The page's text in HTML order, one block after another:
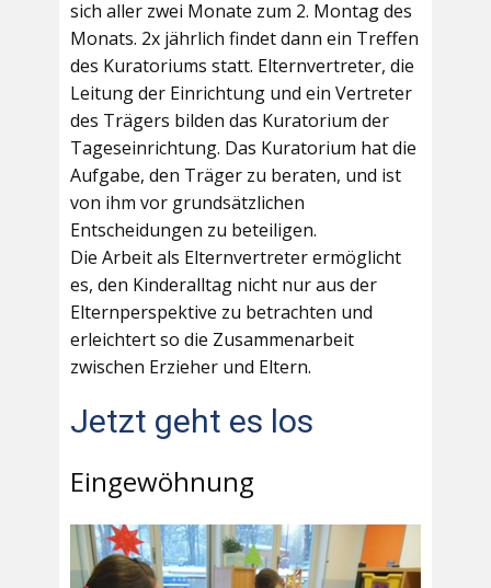
sich aller zwei Monate zum 2. Montag des
Monats. 2x jährlich findet dann ein Treffen
des Kuratoriums statt. Elternvertreter, die
Leitung der Einrichtung und ein Vertreter
des Trägers bilden das Kuratorium der
Tageseinrichtung. Das Kuratorium hat die
Aufgabe, den Träger zu beraten, und ist
von ihm vor grundsätzlichen
Entscheidungen zu beteiligen.
Die Arbeit als Elternvertreter ermöglicht
es, den Kinderalltag nicht nur aus der
Elternperspektive zu betrachten und
erleichtert so die Zusammenarbeit
zwischen Erzieher und Eltern.
Jetzt geht es los
Eingewöhnung